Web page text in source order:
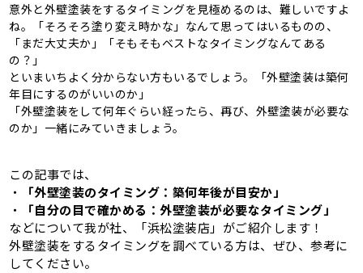
意外と外壁塗装をするタイミングを見極めるのは、難しいですよ
ね。「そろそろ塗り変え時かな」なんて思ってはいるものの、
「まだ大丈夫か」「そもそもベストなタイミングなんてある
の？」
といまいちよく分からない方もいるでしょう。「外壁塗装は築何
年目にするのがいいのか」
「外壁塗装をして何年ぐらい経ったら、再び、外壁塗装が必要な
のか」一緒にみていきましょう。
この記事では、
・
「外壁塗装のタイミング：築何年後が目安か」
・
「自分の目で確かめる：外壁塗装が必要なタイミング」
などについて我が社、「浜松塗装店」がご紹介します！
外壁塗装をするタイミングを調べている方は、ぜひ、参考に
してください。